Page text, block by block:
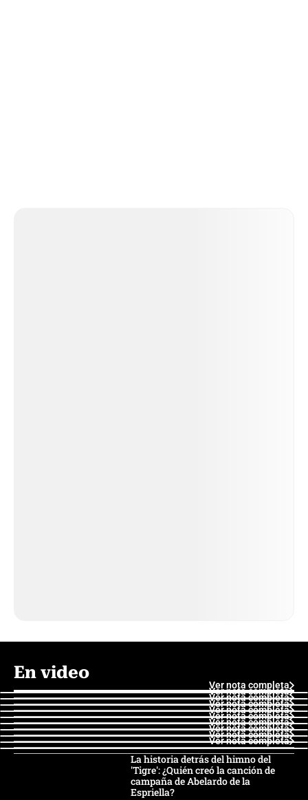
En video
Ver nota completa
Ver nota completa
Ver nota completa
Ver nota completa
Ver nota completa
Ver nota completa
Ver nota completa
Ver nota completa
Ver nota completa
Ver nota completa
La historia detrás del himno del
'Tigre': ¿Quién creó la canción de
campaña de Abelardo de la
Espriella?